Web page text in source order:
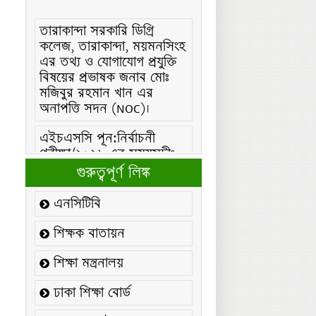
কলেজ, তারাকান্দা, ময়মনসিংহ
এর তথ্য ও যোগাযোগ প্রযুক্তি
বিষয়ের প্রভাষক জনাব মোঃ
মজিবুর রহমান খান এর
অনাপত্তি সদন (NOC)।
পরীক্ষা/২০২৬ এর সময়সূচীঃ
এইচএসসি (বিএমটি) ফরম
পূরণ/২০২৬ বিজ্ঞপ্তিঃ
এইচএসসি ফরম/২০২৬ পূরণ
বিজ্ঞপ্তিঃ
২১ ফেব্রুয়ারি/২০২৬ ইং
তারিখে “শহিদ দিবস ও
আন্তর্জাতিক মাতৃভাষা
গুরুত্বপূর্ণ লিঙ্ক
এনসিটিবি
শিক্ষক বাতায়ন
শিক্ষা মন্ত্রনালয়
ঢাকা শিক্ষা বোর্ড